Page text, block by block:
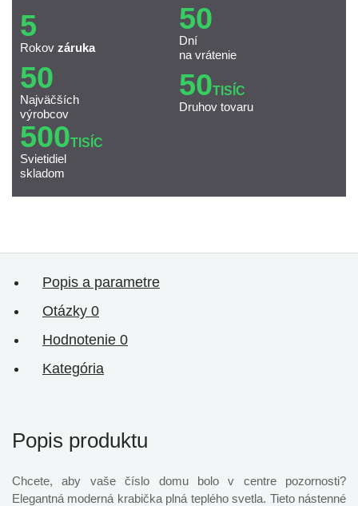
5
Rokov záruka
50
Dní
na vrátenie
50
Najväčších
výrobcov
50TISÍC
Druhov tovaru
500TISÍC
Svietidiel
skladom
Popis a parametre
Otázky 0
Hodnotenie 0
Kategória
Popis produktu
Chcete, aby vaše číslo domu bolo v centre pozornosti?
Elegantná moderná krabička plná teplého svetla. Tieto nástenné